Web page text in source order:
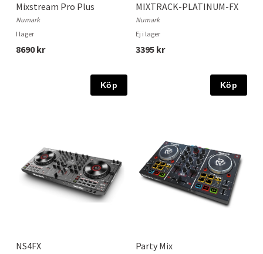
Mixstream Pro Plus
Numark
I lager
8690 kr
Köp
MIXTRACK-PLATINUM-FX
Numark
Ej i lager
3395 kr
Köp
NS4FX Party Mix